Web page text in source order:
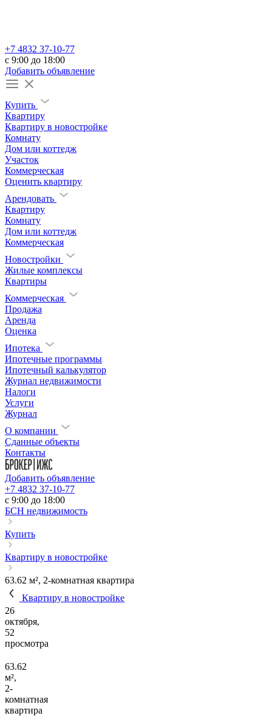
+7 4832 37-10-77
c 9:00 до 18:00
Добавить объявление
Купить
Квартиру
Квартиру в новостройке
Комнату
Дом или коттедж
Участок
Коммерческая
Оценить квартиру
Арендовать
Квартиру
Комнату
Дом или коттедж
Коммерческая
Новостройки
Жилые комплексы
Квартиры
Коммерческая
Продажа
Аренда
Оценка
Ипотека
Ипотечные программы
Ипотечный калькулятор
Журнал недвижимости
Налоги
Услуги
Журнал
О компании
Сданные объекты
Контакты
Добавить объявление
+7 4832 37-10-77
c 9:00 до 18:00
БСН недвижимость
Купить
Квартиру в новостройке
63.62 м², 2-комнатная квартира
Квартиру в новостройке
26
октября,
52
просмотра
63.62
м²,
2-
комнатная
квартира